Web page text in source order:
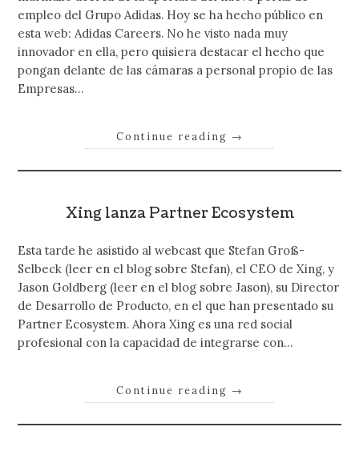
empleo del Grupo Adidas. Hoy se ha hecho público en
esta web: Adidas Careers. No he visto nada muy
innovador en ella, pero quisiera destacar el hecho que
pongan delante de las cámaras a personal propio de las
Empresas…
Continue reading →
Xing lanza Partner Ecosystem
Esta tarde he asistido al webcast que Stefan Groß-
Selbeck (leer en el blog sobre Stefan), el CEO de Xing, y
Jason Goldberg (leer en el blog sobre Jason), su Director
de Desarrollo de Producto, en el que han presentado su
Partner Ecosystem. Ahora Xing es una red social
profesional con la capacidad de integrarse con…
Continue reading →